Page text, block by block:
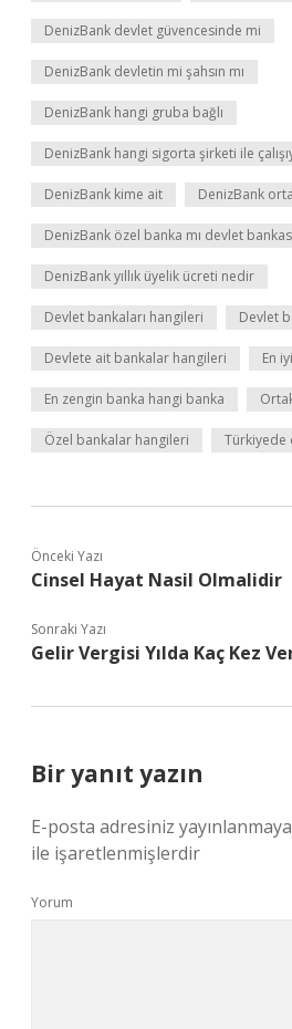
DenizBank devlet güvencesinde mi
DenizBank devletin mi şahsın mı
DenizBank hangi gruba bağlı
DenizBank hangi sigorta şirketi ile
DenizBank kime ait DenizBank
DenizBank özel banka mı devlet
DenizBank yıllık üyelik ücreti nedir
Devlet bankaları hangileri Devlet
Devlete ait bankalar hangileri En
En zengin banka hangi banka
Özel bankalar hangileri Türkiyede
Önceki Yazı
Cinsel Hayat Nasil Olmalidir
Sonraki Yazı
Gelir Vergisi Yılda Kaç Kez
Bir yanıt yazın
E-posta adresiniz
ile işaretlenmişlerdir
Yorum